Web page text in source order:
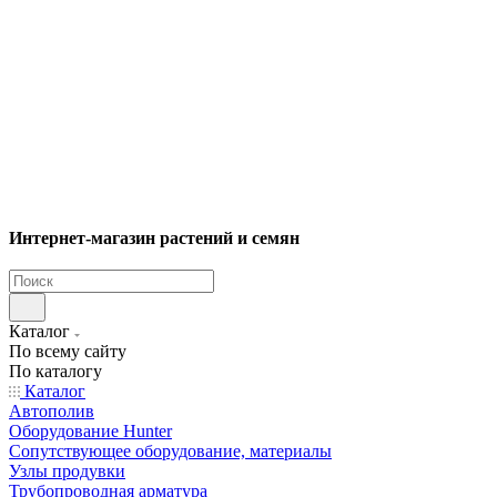
Интернет-магазин растений и семян
Каталог
По всему сайту
По каталогу
Каталог
Автополив
Оборудование Hunter
Сопутствующее оборудование, материалы
Узлы продувки
Трубопроводная арматура